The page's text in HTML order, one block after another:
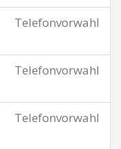
Telefonvorwahl
Telefonvorwahl
Telefonvorwahl